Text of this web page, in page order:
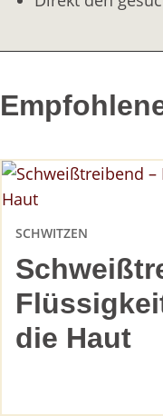
die Haut
SCHWITZEN